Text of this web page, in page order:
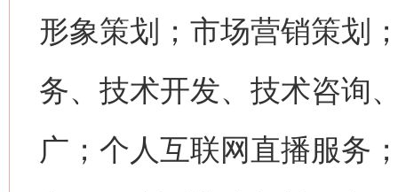
形象策划；市场营销策划
务、技术开发、技术咨询
广；个人互联网直播服务